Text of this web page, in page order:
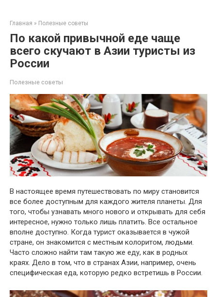
контенту
Главная » Полезные советы
По какой привычной еде чаще
всего скучают в Азии туристы из
России
Полезные советы
В настоящее время путешествовать по миру становится
все более доступным для каждого жителя планеты. Для
того, чтобы узнавать много нового и открывать для себя
интересное, нужно только лишь платить. Все остальное
вполне доступно. Когда турист оказывается в чужой
стране, он знакомится с местным колоритом, людьми.
Часто сложно найти там такую же еду, как в родных
краях. Дело в том, что в странах Азии, например, очень
специфическая еда, которую редко встретишь в России.